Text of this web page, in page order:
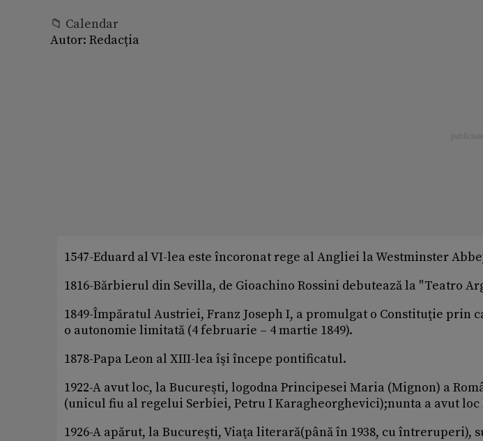
📁 Calendar
Autor: Redacția
1547-Eduard al VI-lea este încoronat rege al Angliei la Westminster
1816-Bărbierul din Sevilla, de Gioachino Rossini debutează la "Teatro
1849-Împăratul Austriei, Franz Joseph I, a promulgat o Constituţie prin
o autonomie limitată (4 februarie – 4 martie 1849).
1878-Papa Leon al XIII-lea îşi începe pontificatul.
1922-A avut loc, la Bucureşti, logodna Principesei Maria (Mignon) a
(unicul fiu al regelui Serbiei, Petru I Karagheorghevici);nunta a avut loc
1926-A apărut, la Bucureşti, Viaţa literară(până în 1938, cu întreruperi),